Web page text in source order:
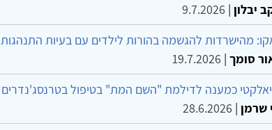
יבלון |
9.7.2026
מהישרדות להגשמה בהורות לילדים עם בעיות התנהגות
סומך |
19.7.2026
כמענה לדילמת "השם המת" בטיפול בטרנסג'נדרים
שרמן |
28.6.2026